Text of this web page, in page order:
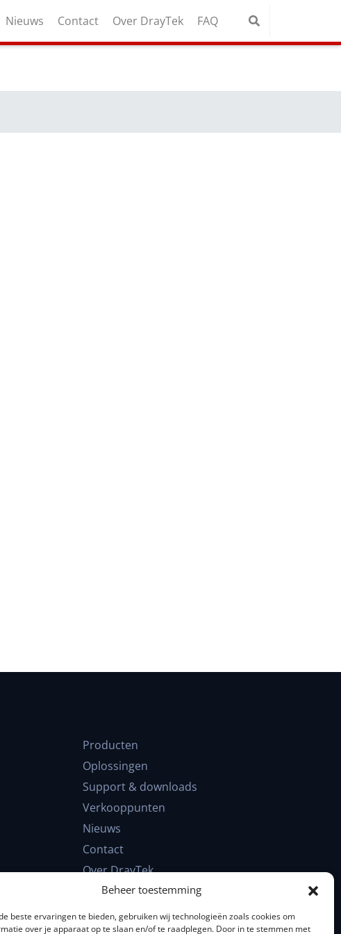
Beheer toestemming
beste ervaringen te bieden, gebruiken wij technologieën zoals cookies om
over je apparaat op te slaan en/of te raadplegen. Door in te stemmen met
Nieuws Contact Over DrayTek FAQ
Producten
Oplossingen
Support & downloads
Verkooppunten
Nieuws
Contact
Over DrayTek
FAQ